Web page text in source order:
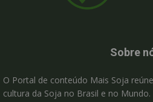
Sobre
O Portal de conteúdo Mais Soja
cultura da Soja no Brasil e no Mundo.